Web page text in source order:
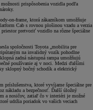
prispôsobenia vozidla podľa
on-frame, ktorá zákazníkom umožňuje
Cab s rovnou plošinou vzadu a verzia
pretvoriť vozidlo na rôzne špeciálne
spoločnosti Toyota „mobilita pre
na invalidný vozík pohodlne
zadná nástupná rampa umožňujú
používanie aj v noci. Medzi ďalšími
sklopný bočný schodík a elektrický
príslušenstva, ktoré vyvíjame špeciálne pre
nákladu a bezpečnosť. Ďalší úložný
a nosičov, zatiaľ čo v interiéri je možné
udržia poriadok vo vašich veciach